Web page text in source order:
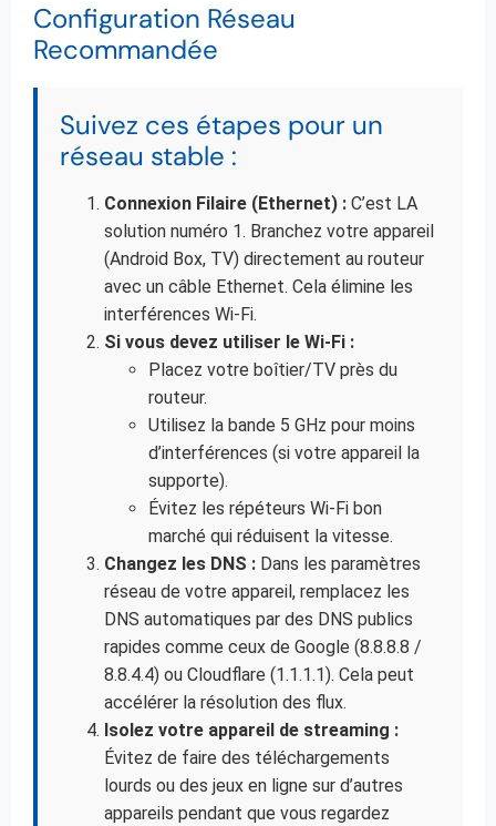
Configuration Réseau
Recommandée
Suivez ces étapes pour un
réseau stable :
Connexion Filaire (Ethernet) : C’est LA
solution numéro 1. Branchez votre appareil
(Android Box, TV) directement au routeur
avec un câble Ethernet. Cela élimine les
interférences Wi-Fi.
Si vous devez utiliser le Wi-Fi :
Placez votre boîtier/TV près du
routeur.
Utilisez la bande 5 GHz pour moins
d’interférences (si votre appareil la
supporte).
Évitez les répéteurs Wi-Fi bon
marché qui réduisent la vitesse.
Changez les DNS : Dans les paramètres
réseau de votre appareil, remplacez les
DNS automatiques par des DNS publics
rapides comme ceux de Google (8.8.8.8 /
8.8.4.4) ou Cloudflare (1.1.1.1). Cela peut
accélérer la résolution des flux.
Isolez votre appareil de streaming :
Évitez de faire des téléchargements
lourds ou des jeux en ligne sur d’autres
appareils pendant que vous regardez